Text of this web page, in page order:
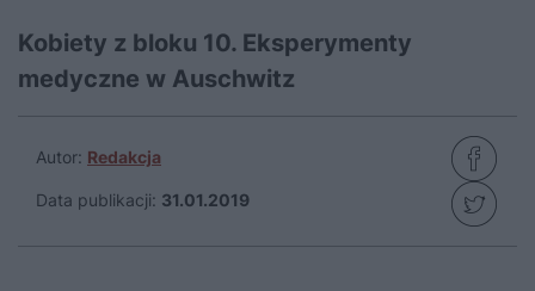
Kobiety z bloku 10. Eksperymenty
medyczne w Auschwitz
Autor: Redakcja
Data publikacji: 31.01.2019